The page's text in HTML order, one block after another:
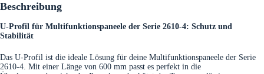
Beschreibung
U-Profil für Multifunktionspaneele der Serie 2610-4: Schutz und
Stabilität
Das U-Profil ist die ideale Lösung für deine Multifunktionspaneele der Serie
2610-4. Mit einer Länge von 600 mm passt es perfekt in die